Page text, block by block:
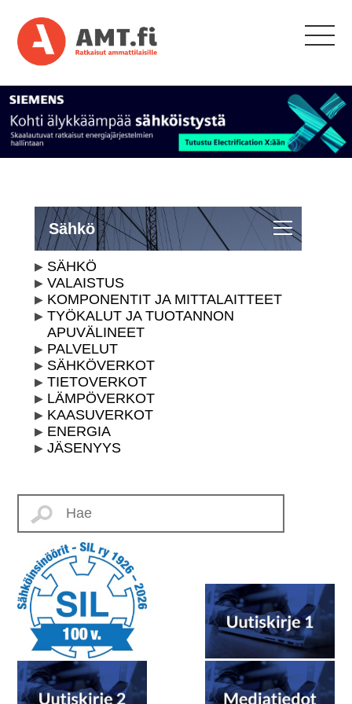
Sähkö
SÄHKÖ
VALAISTUS
KOMPONENTIT JA MITTALAITTEET
TYÖKALUT JA TUOTANNON
APUVÄLINEET
PALVELUT
SÄHKÖVERKOT
TIETOVERKOT
LÄMPÖVERKOT
KAASUVERKOT
ENERGIA
JÄSENYYS